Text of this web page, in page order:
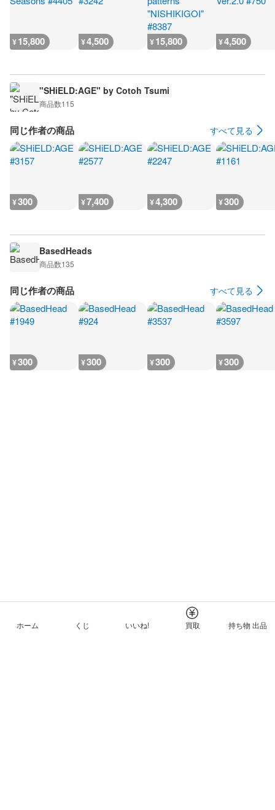
¥15,800 ¥4,500 ¥15,800 ¥4,500
"SHiELD:AGE" by Cotoh Tsumi
商品数115
同じ作者の商品 すべて見る
¥300 ¥7,400 ¥4,300 ¥300
BasedHeads
商品数135
同じ作者の商品 すべて見る
¥300 ¥300 ¥300 ¥300
ホーム くじ いいね! 買取 持ち物 出品